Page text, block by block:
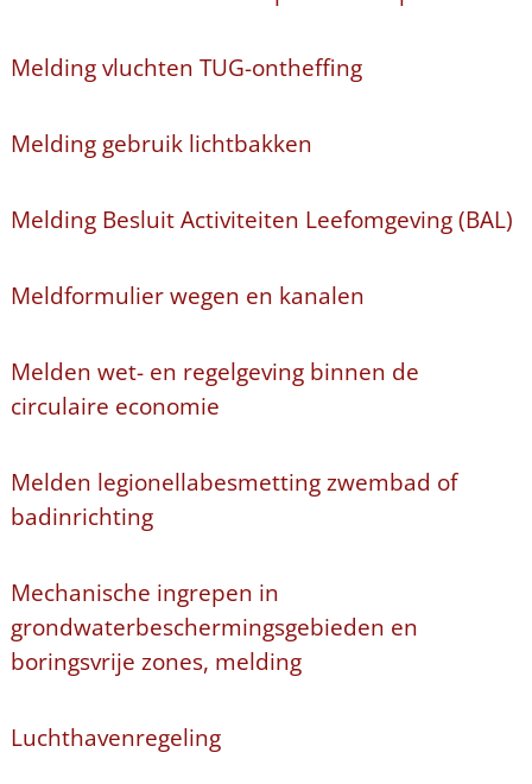
Melding vluchten TUG-ontheffing
Melding gebruik lichtbakken
Melding Besluit Activiteiten Leefomgeving (BAL)
Meldformulier wegen en kanalen
Melden wet- en regelgeving binnen de
circulaire economie
Melden legionellabesmetting zwembad of
badinrichting
Mechanische ingrepen in
grondwaterbeschermingsgebieden en
boringsvrije zones, melding
Luchthavenregeling